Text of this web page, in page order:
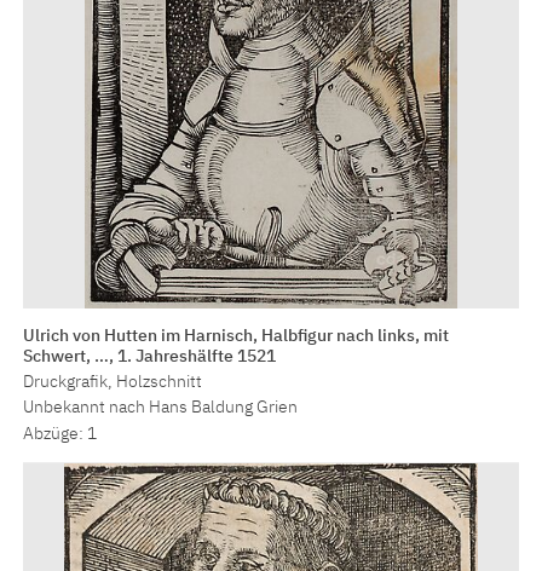
Ulrich von Hutten im Harnisch, Halbfigur nach links, mit
Schwert, …, 1. Jahreshälfte 1521
Druckgrafik, Holzschnitt
Unbekannt nach Hans Baldung Grien
Abzüge: 1